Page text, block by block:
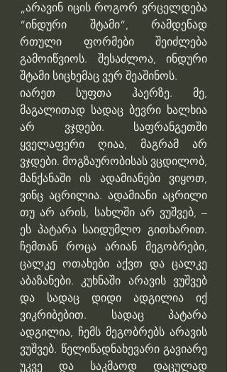
„არავინ იცის როგორ ვრცელდება
“ინდური შტამი”, რამდენად
რთული ფორმები შეიძლება
გამოიწვიოს. შესაძლოა, ინდური
შტამი სიცხემაც ვერ შეაშინოს.
იარეთ სუფთა ჰაერზე. მე,
მაგალითად სადაც ბევრი ხალხია
არ ვჯდები. საფრანგეთში
ყველაფერი ღიაა, მაგრამ არ
ვჯდები. მოგზაურობისას ვცდილობ,
მანქანაში ის ადამიანები ვიყოთ,
ვინც აცრილია. ადამიანი აცრილი
თუ არ არის, სახლში არ ვუშვებ, –
ეს პატარა საიდუმლო გითხარით.
ჩემთან როცა არიან მეგობრები,
ცალკე ოთახები აქვთ და ცალკე
აბაზანები. კუხნაში არავის ვუშვებ
და სადაც დიდი ადგილია იქ
ვიკრიბებით. სადაც პატარა
ადგილია, ჩემს მეგობრებს არავის
ვუშვებ. წელიწადნახევარი გავიარე
უკვე და საკმაოდ დაცულად